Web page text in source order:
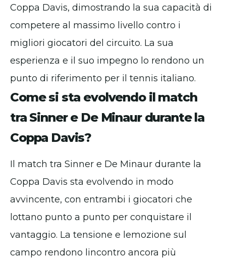
Coppa Davis, dimostrando la sua capacità di
competere al massimo livello contro i
migliori giocatori del circuito. La sua
esperienza e il suo impegno lo rendono un
punto di riferimento per il tennis italiano.
Come si sta evolvendo il match
tra Sinner e De Minaur durante la
Coppa Davis?
Il match tra Sinner e De Minaur durante la
Coppa Davis sta evolvendo in modo
avvincente, con entrambi i giocatori che
lottano punto a punto per conquistare il
vantaggio. La tensione e lemozione sul
campo rendono lincontro ancora più